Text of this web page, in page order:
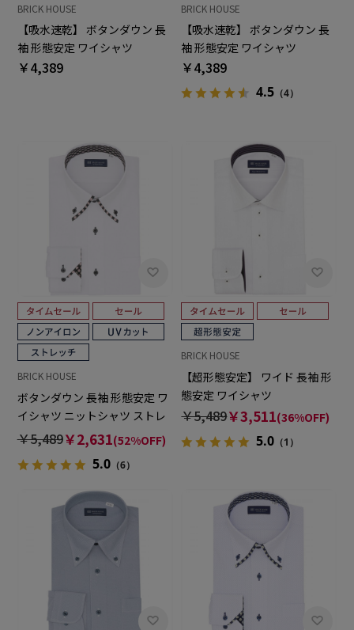
BRICK HOUSE
【吸水速乾】 ボタンダウン 長
袖 形態安定 ワイシャツ
￥4,389
BRICK HOUSE
【吸水速乾】 ボタンダウン 長
袖 形態安定 ワイシャツ
￥4,389
4.5 （4）
BRICK HOUSE
ボタンダウン 長袖 形態安定 ワ
イシャツ ニットシャツ ストレ
ッチ
￥5,489￥2,631(52%OFF)
5.0（6）
BRICK HOUSE
【超形態安定】 ワイド 長袖 形
態安定 ワイシャツ
￥5,489￥3,511(36%OFF)
5.0 （1）